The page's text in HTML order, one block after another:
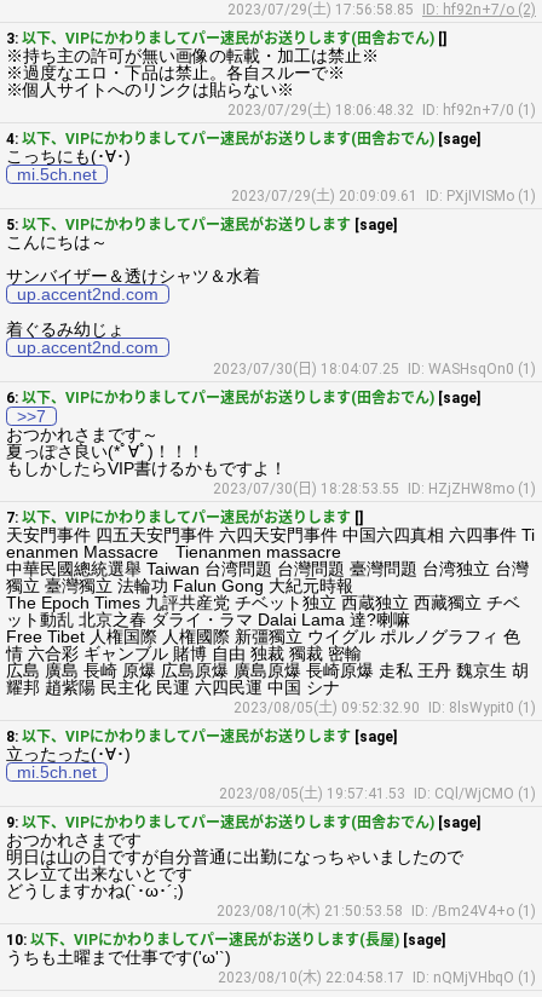
2023/07/29(土) 17:56:58.85
ID: hf92n+7/o (2)
3: 以下、VIPにかわりましてパー速民がお送りします(田舎おでん) []
※持ち主の許可が無い画像の転載・加工は禁止※
※過度なエロ・下品は禁止。各自スルーで※
※個人サイトへのリンクは貼らない※
2023/07/29(土) 18:06:48.32
ID: hf92n+7/0 (1)
4: 以下、VIPにかわりましてパー速民がお送りします(田舎おでん) [sage]
こっちにも(･∀･)
mi.5ch.net
2023/07/29(土) 20:09:09.61
ID: PXjIVISMo (1)
5: 以下、VIPにかわりましてパー速民がお送りします [sage]
こんにちは～
サンバイザー＆透けシャツ＆水着
up.accent2nd.com
着ぐるみ幼じょ
up.accent2nd.com
2023/07/30(日) 18:04:07.25
ID: WASHsqOn0 (1)
6: 以下、VIPにかわりましてパー速民がお送りします(田舎おでん) [sage]
>>7
おつかれさまです～
夏っぽさ良い(*ﾟ∀ﾟ)！！！
もしかしたらVIP書けるかもですよ！
2023/07/30(日) 18:28:53.55
ID: HZjZHW8mo (1)
7: 以下、VIPにかわりましてパー速民がお送りします []
天安門事件 四五天安門事件 六四天安門事件 中国六四真相 六四事件 Ti
enanmen Massacre Tienanmen massacre
中華民國總統選舉 Taiwan 台湾問題 台灣問題 臺灣問題 台湾独立 台灣
獨立 臺灣獨立 法輪功 Falun Gong 大紀元時報
The Epoch Times 九評共産党 チベット独立 西蔵独立 西藏獨立 チベ
ット動乱 北京之春 ダライ・ラマ Dalai Lama 達?喇嘛
Free Tibet 人権国際 人権國際 新彊獨立 ウイグル ポルノグラフィ 色
情 六合彩 ギャンブル 賭博 自由 独裁 獨裁 密輸
広島 廣島 長崎 原爆 広島原爆 廣島原爆 長崎原爆 走私 王丹 魏京生 胡
耀邦 趙紫陽 民主化 民運 六四民運 中国 シナ
2023/08/05(土) 09:52:32.90
ID: 8lsWypit0 (1)
8: 以下、VIPにかわりましてパー速民がお送りします [sage]
立ったった(･∀･)
mi.5ch.net
2023/08/05(土) 19:57:41.53
ID: CQl/WjCMO (1)
9: 以下、VIPにかわりましてパー速民がお送りします(田舎おでん) [sage]
おつかれさまです
明日は山の日ですが自分普通に出勤になっちゃいましたので
スレ立て出来ないとです
どうしますかね(`･ω･´;)
2023/08/10(木) 21:50:53.58
ID: /Bm24V4+o (1)
10: 以下、VIPにかわりましてパー速民がお送りします(長屋) [sage]
うちも土曜まで仕事です('ω'`)
2023/08/10(木) 22:04:58.17
ID: nQMjVHbqO (1)